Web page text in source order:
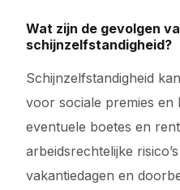
Wat zijn de gevolgen
schijnzelfstandigheid?
Schijnzelfstandigheid
voor sociale premies en
eventuele boetes en
arbeidsrechtelijke
vakantiedagen en